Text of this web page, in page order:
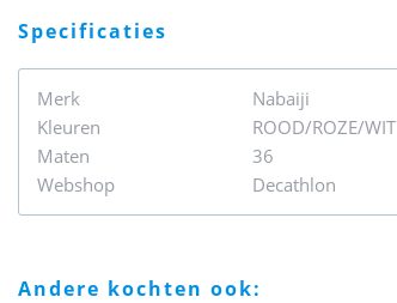
specificaties
Merk
Nabaiji
Kleuren
ROOD/ROZE/WIT
Maten
36
Webshop
Decathlon
andere kochten ook: